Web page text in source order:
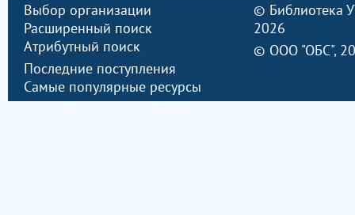
Выбор организации
Расширенный поиск
Атрибутный поиск
Последние поступления
Самые популярные ресурсы
© Библиотека
2026
© ООО "ОБС",